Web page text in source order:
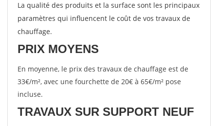
La qualité des produits et la surface sont les principaux
paramètres qui influencent le coût de vos travaux de
chauffage.
PRIX MOYENS
En moyenne, le prix des travaux de chauffage est de
33€/m², avec une fourchette de 20€ à 65€/m² pose
incluse.
TRAVAUX SUR SUPPORT NEUF